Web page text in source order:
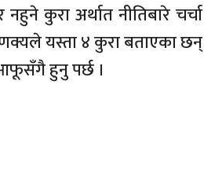
कुरा अर्थात नीतिबारे चर्चा
यस्ता ४ कुरा बताएका छन्
हुनु पर्छ ।